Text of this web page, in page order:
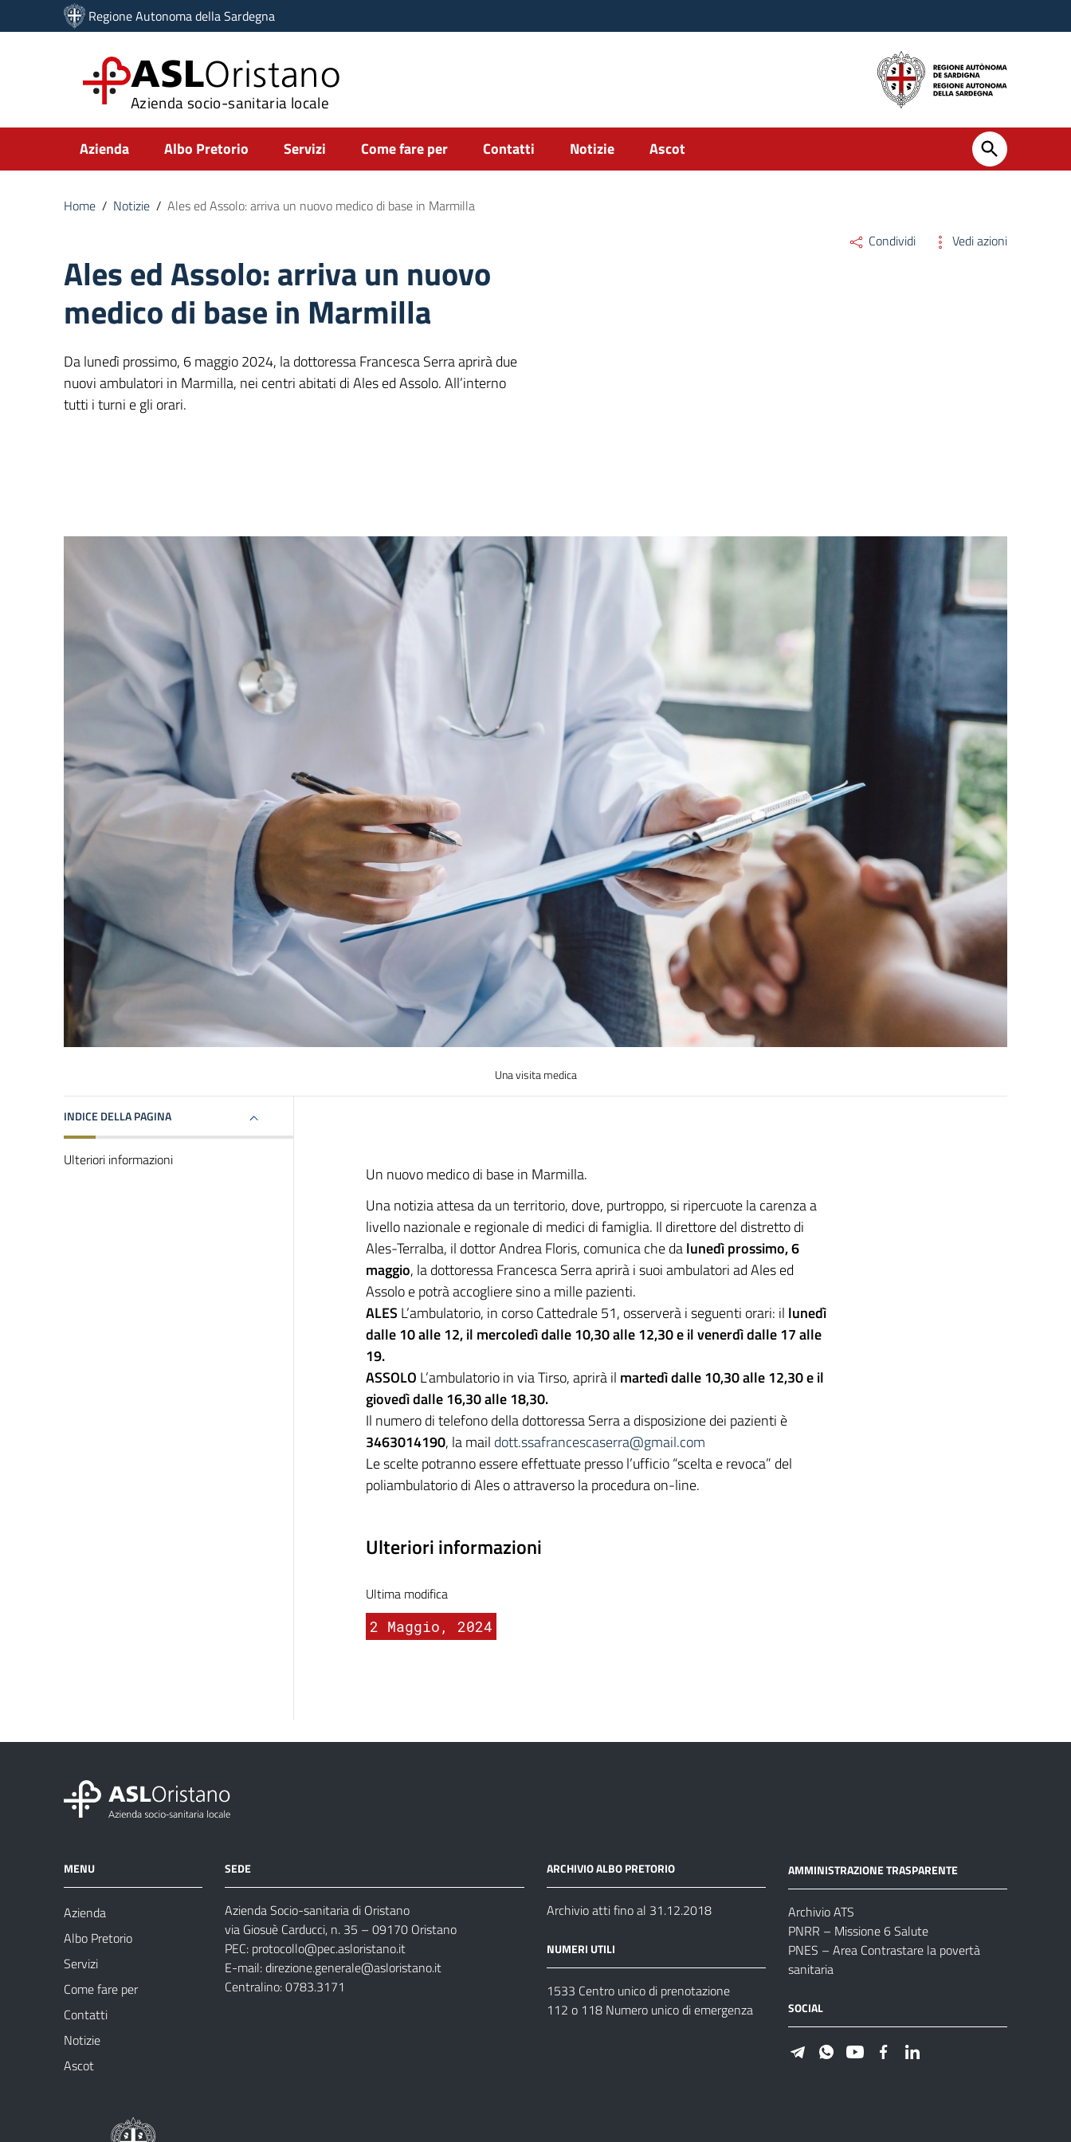
Vai ai contenuti
Vai al menu di navigazione
Regione Autonoma della Sardegna
ASLOristano
Azienda socio-sanitaria locale
Submenu
Azienda Albo Pretorio Servizi Come fare per Contatti Notizie Ascot
Home / Notizie / Ales ed Assolo: arriva un nuovo medico di base in Marmilla
Ales ed Assolo: arriva un nuovo
medico di base in Marmilla
Da lunedì prossimo, 6 maggio 2024, la dottoressa Francesca Serra aprirà due
nuovi ambulatori in Marmilla, nei centri abitati di Ales ed Assolo. All’interno
tutti i turni e gli orari.
Condividi Vedi azioni
Una visita medica
INDICE DELLA PAGINA
Ulteriori informazioni
Un nuovo medico di base in Marmilla.
Una notizia attesa da un territorio, dove, purtroppo, si ripercuote la carenza a
livello nazionale e regionale di medici di famiglia. Il direttore del distretto di
Ales-Terralba, il dottor Andrea Floris, comunica che dalunedì prossimo, 6
maggio, la dottoressa Francesca Serra aprirà i suoi ambulatori ad Ales ed
Assolo e potrà accogliere sino a mille pazienti.
ALES L’ambulatorio, in corso Cattedrale 51, osserverà i seguenti orari: il lunedì
dalle 10 alle 12, il mercoledì dalle 10,30 alle 12,30 e il venerdì dalle 17 alle
19.
ASSOLO L’ambulatorio in via Tirso, aprirà il martedì dalle 10,30 alle 12,30 e il
giovedì dalle 16,30 alle 18,30.
Il numero di telefono della dottoressa Serra a disposizione dei pazienti è
3463014190, la mail dott.ssafrancescaserra@gmail.com
Le scelte potranno essere effettuate presso l’ufficio “scelta e revoca” del
poliambulatorio di Ales o attraverso la procedura on-line.
Ulteriori informazioni
Ultima modifica
2 Maggio, 2024
MENU
Azienda
Albo Pretorio
Servizi
Come fare per
Contatti
Notizie
Ascot
SEDE
Azienda Socio-sanitaria di Oristano
via Giosuè Carducci, n. 35 – 09170 Oristano
PEC: protocollo@pec.asloristano.it
E-mail:direzione.generale@asloristano.it
Centralino: 0783.3171
ARCHIVIO ALBO PRETORIO
Archivio atti fino al 31.12.2018
NUMERI UTILI
1533 Centro unico di prenotazione
112 o 118 Numero unico di emergenza
AMMINISTRAZIONE TRASPARENTE
Archivio ATS
PNRR – Missione 6 Salute
PNES – Area Contrastare la povertà
sanitaria
SOCIAL